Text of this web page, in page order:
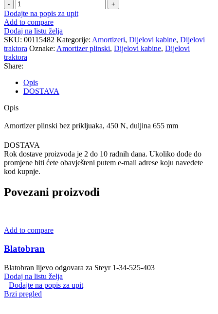
Amortizer
plinski
količina
Dodajte na popis za upit
Add to compare
Dodaj na listu želja
SKU: 00115482 Kategorije: Amortizeri, Dijelovi kabine, Dijelovi
traktora Oznake: Amortizer plinski, Dijelovi kabine, Dijelovi
traktora
Share:
Opis
DOSTAVA
Opis
Amortizer plinski bez prikljuaka, 450 N, duljina 655 mm
DOSTAVA
Rok dostave proizvoda je 2 do 10 radnih dana. Ukoliko dođe do
promjene biti ćete obavješteni putem e-mail adrese koju navedete
kod kupnje.
Povezani proizvodi
Add to compare
Blatobran
Blatobran lijevo odgovara za Steyr 1-34-525-403
Dodaj na listu želja
Dodajte na popis za upit
Brzi pregled